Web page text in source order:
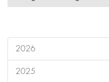
2026
2025